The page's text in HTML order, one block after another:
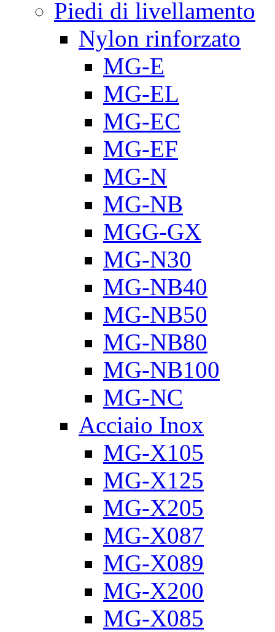
Piedi di livellamento
Nylon rinforzato
MG-E
MG-EL
MG-EC
MG-EF
MG-N
MG-NB
MGG-GX
MG-N30
MG-NB40
MG-NB50
MG-NB80
MG-NB100
MG-NC
Acciaio Inox
MG-X105
MG-X125
MG-X205
MG-X087
MG-X089
MG-X200
MG-X085